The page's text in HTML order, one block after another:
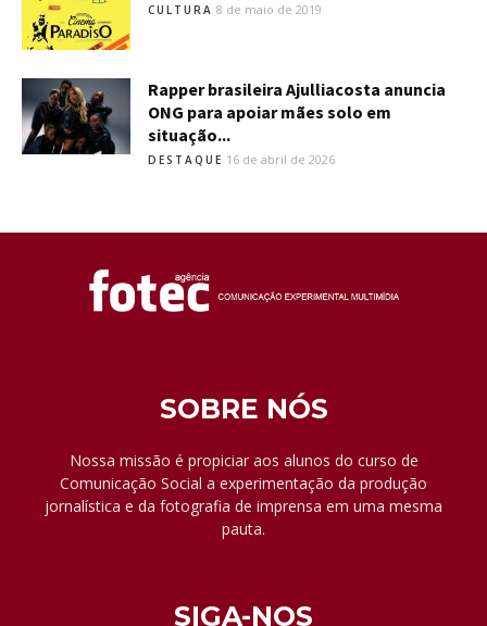
CULTURA 8 de maio de 2019
Rapper brasileira Ajulliacosta anuncia
ONG para apoiar mães solo em
situação...
DESTAQUE 16 de abril de 2026
SOBRE NÓS
Nossa missão é propiciar aos alunos do curso de
Comunicação Social a experimentação da produção
jornalística e da fotografia de imprensa em uma mesma
pauta.
SIGA-NOS